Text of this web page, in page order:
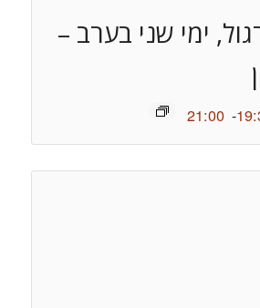
ימי שני בערב –
-
21:00